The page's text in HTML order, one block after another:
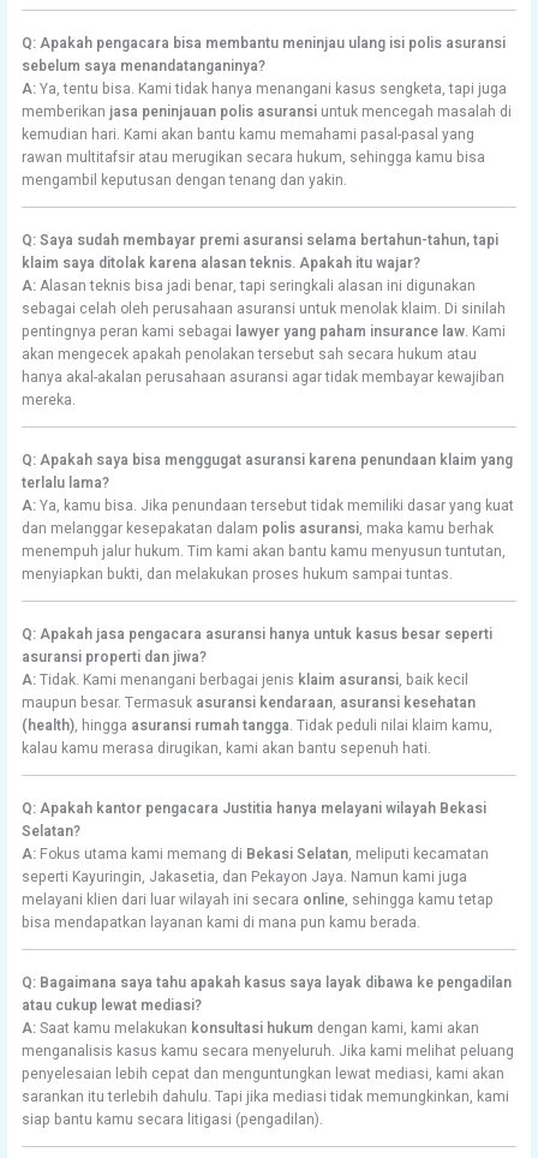
Q: Apakah pengacara bisa membantu meninjau ulang isi polis asuransi
sebelum saya menandatanganinya?
A:Ya, tentu bisa. Kami tidak hanya menangani kasus sengketa, tapi juga
memberikan jasa peninjauan polis asuransi untuk mencegah masalah di
kemudian hari. Kami akan bantu kamu memahami pasal-pasal yang
rawan multitafsir atau merugikan secara hukum, sehingga kamu bisa
mengambil keputusan dengan tenang dan yakin.
Q: Saya sudah membayar premi asuransi selama bertahun-tahun, tapi
klaim saya ditolak karena alasan teknis. Apakah itu wajar?
A:Alasan teknis bisa jadi benar, tapi seringkali alasan ini digunakan
sebagai celah oleh perusahaan asuransi untuk menolak klaim. Di sinilah
pentingnya peran kami sebagai lawyer yang paham insurance law. Kami
akan mengecek apakah penolakan tersebut sah secara hukum atau
hanya akal-akalan perusahaan asuransi agar tidak membayar kewajiban
mereka.
Q: Apakah saya bisa menggugat asuransi karena penundaan klaim yang
terlalu lama?
A:Ya, kamu bisa. Jika penundaan tersebut tidak memiliki dasar yang kuat
dan melanggar kesepakatan dalam polis asuransi, maka kamu berhak
menempuh jalur hukum. Tim kami akan bantu kamu menyusun tuntutan,
menyiapkan bukti, dan melakukan proses hukum sampai tuntas.
Q: Apakah jasa pengacara asuransi hanya untuk kasus besar seperti
asuransi properti dan jiwa?
A:Tidak. Kami menangani berbagai jenis klaim asuransi, baik kecil
maupun besar. Termasuk asuransi kendaraan, asuransi kesehatan
(health), hingga asuransi rumah tangga. Tidak peduli nilai klaim kamu,
kalau kamu merasa dirugikan, kami akan bantu sepenuh hati.
Q: Apakah kantor pengacara Justitia hanya melayani wilayah Bekasi
Selatan?
A: Fokus utama kami memang di Bekasi Selatan, meliputi kecamatan
seperti Kayuringin, Jakasetia, dan Pekayon Jaya. Namun kami juga
melayani klien dari luar wilayah ini secara online, sehingga kamu tetap
bisa mendapatkan layanan kami di mana pun kamu berada.
Q: Bagaimana saya tahu apakah kasus saya layak dibawa ke pengadilan
atau cukup lewat mediasi?
A:Saat kamu melakukan konsultasi hukum dengan kami, kami akan
menganalisis kasus kamu secara menyeluruh. Jika kami melihat peluang
penyelesaian lebih cepat dan menguntungkan lewat mediasi, kami akan
sarankan itu terlebih dahulu. Tapi jika mediasi tidak memungkinkan, kami
siap bantu kamu secara litigasi (pengadilan).